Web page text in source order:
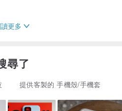
製化製作
多確認一次。
用嗎？
更多
尋了
提供客製的 手機殼/手機套